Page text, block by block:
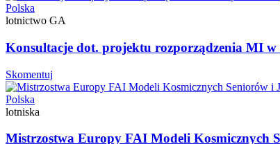
Polska
lotnictwo GA
Konsultacje dot. projektu rozporządzenia MI
Skomentuj
Polska
lotniska
Mistrzostwa Europy FAI Modeli Kosmicznych